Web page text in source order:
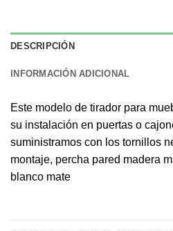
DESCRIPCIÓN
INFORMACIÓN ADICIONAL
Este modelo de tirador para
su instalación en puertas o
suministramos con los tornillos
montaje, percha pared madera
blanco mate